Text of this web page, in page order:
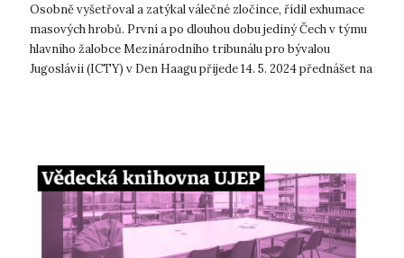
Osobně vyšetřoval a zatýkal válečné zločince, řídil exhumace
masových hrobů. První a po dlouhou dobu jediný Čech v týmu
hlavního žalobce Mezinárodního tribunálu pro bývalou
Jugoslávii (ICTY) v Den Haagu přijede 14. 5. 2024 přednášet na